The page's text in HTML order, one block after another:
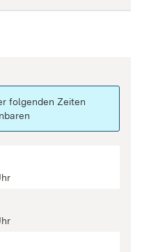
folgenden Zeiten